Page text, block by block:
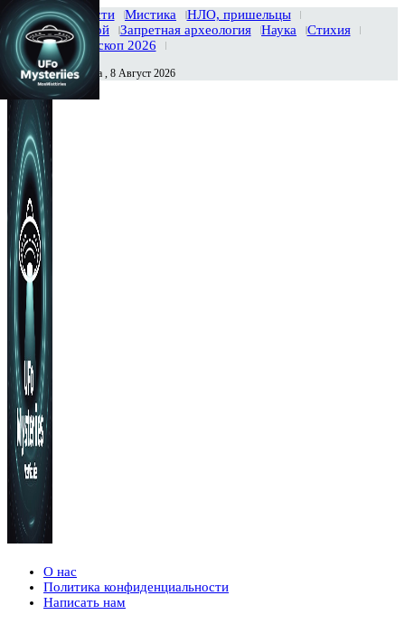
Главная Новости Мистика
НЛО, пришельцы
Тайны вселенной
Запретная археология Наука
Стихия
История
Гороскоп 2026
Сегодня Суббота , 8 Август 2026
О нас
Политика конфиденциальности
Написать нам